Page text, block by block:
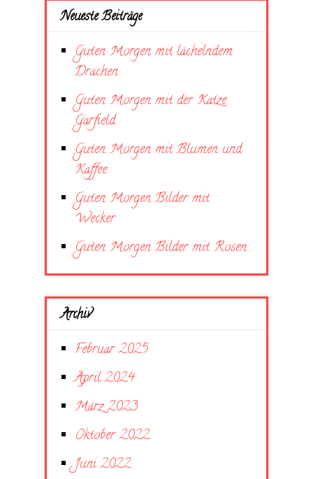
Neueste Beiträge
Guten Morgen mit lächelndem
Drachen
Guten Morgen mit der Katze
Garfield
Guten Morgen mit Blumen und
Kaffee
Guten Morgen Bilder mit
Wecker
Guten Morgen Bilder mit Rosen
Archiv
Februar 2025
April 2024
März 2023
Oktober 2022
Juni 2022